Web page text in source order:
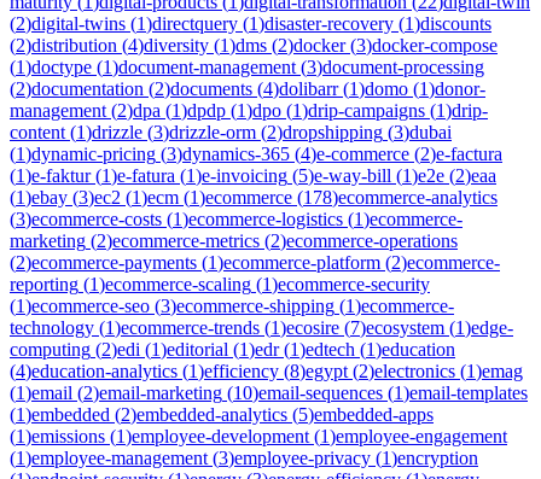
(2)digital-twins (1)directquery (1)disaster-recovery (1)discounts
(2)distribution (4)diversity (1)dms (2)docker(3)docker-compose
(1)doctype (1)document-management (3)document-processing
(2)documentation (2)documents (4)dolibarr(1)domo (1)donor-
management (2)dpa (1)dpdp (1)dpo (1)drip-campaigns (1)drip-
content (1)drizzle (3)drizzle-orm (2)dropshipping (3)dubai
(1)dynamic-pricing (3)dynamics-365 (4)e-commerce (2)e-factura
(1)e-faktur(1)e-fatura (1)e-invoicing (5)e-way-bill (1)e2e (2)eaa
(1)ebay (3)ec2 (1)ecm (1)ecommerce (178)ecommerce-analytics
(3)ecommerce-costs (1)ecommerce-logistics (1)ecommerce-
marketing (2)ecommerce-metrics (2)ecommerce-operations
(2)ecommerce-payments (1)ecommerce-platform (2)ecommerce-
reporting (1)ecommerce-scaling (1)ecommerce-security
(1)ecommerce-seo (3)ecommerce-shipping (1)ecommerce-
technology (1)ecommerce-trends (1)ecosire (7)ecosystem (1)edge-
computing (2)edi (1)editorial (1)edr(1)edtech (1)education
(4)education-analytics (1)efficiency (8)egypt (2)electronics (1)emag
(1)email (2)email-marketing (10)email-sequences (1)email-templates
(1)embedded (2)embedded-analytics (5)embedded-apps
(1)emissions (1)employee-development (1)employee-engagement
(1)employee-management (3)employee-privacy (1)encryption